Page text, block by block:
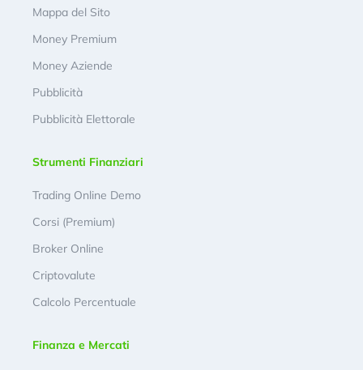
Mappa del Sito
Money Premium
Money Aziende
Pubblicità
Pubblicità Elettorale
Strumenti Finanziari
Trading Online Demo
Corsi (Premium)
Broker Online
Criptovalute
Calcolo Percentuale
Finanza e Mercati